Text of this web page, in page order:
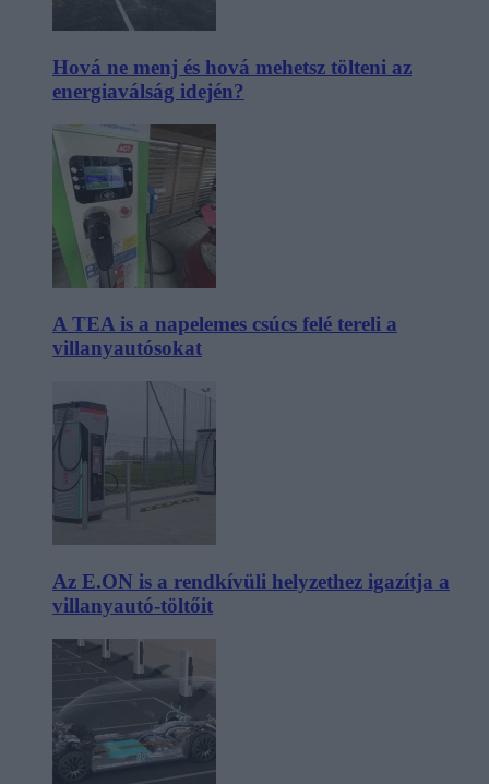
Hová ne menj és hová mehetsz tölteni az
energiaválság idején?
A TEA is a napelemes csúcs felé tereli a
villanyautósokat
Az E.ON is a rendkívüli helyzethez igazítja a
villanyautó-töltőit